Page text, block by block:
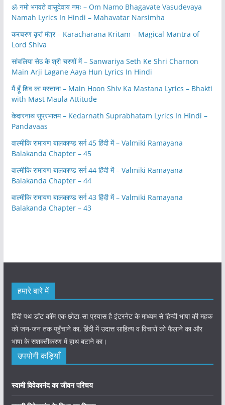
ॐ नमो भगवते वासुदेवाय नमः – Om Namo Bhagavate Vasudevaya
Namah Lyrics In Hindi – Mahavatar Narsimha
करचरण कृतं मंत्र – Karacharana Kritam – Magical Mantra of
Lord Shiva
सांवलिया सेठ के श्री चरणों में – Sanwariya Seth Ke Shri Charnon
Main Arji Lagane Aaya Hun Lyrics In Hindi
मैं हूँ शिव का मस्ताना – Main Hoon Shiv Ka Mastana Lyrics – Bhakti
with Mast Maula Attitude
केदारनाथ सुप्रभातम – Kedarnath Suprabhatam Lyrics In Hindi –
Pandavaas
वाल्मीकि रामायण बालकाण्ड सर्ग 45 हिंदी में – Valmiki Ramayana
Balakanda Chapter – 45
वाल्मीकि रामायण बालकाण्ड सर्ग 44 हिंदी में – Valmiki Ramayana
Balakanda Chapter – 44
वाल्मीकि रामायण बालकाण्ड सर्ग 43 हिंदी में – Valmiki Ramayana
Balakanda Chapter – 43
हमारे बारे में
हिंदी पथ डॉट कॉम एक छोटा-सा प्रयास है इंटरनेट के माध्यम से हिन्दी भाषा की महक
को जन-जन तक पहुँचाने का, हिंदी में उदात्त साहित्य व विचारों को फैलाने का और
भाषा के सशक्तीकरण में हाथ बटाने का।
उपयोगी कड़ियाँ
स्वामी विवेकानंद का जीवन परिचय